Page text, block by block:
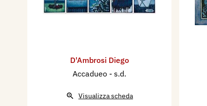
D'Ambrosi Diego
Accadueo - s.d.
Visualizza scheda